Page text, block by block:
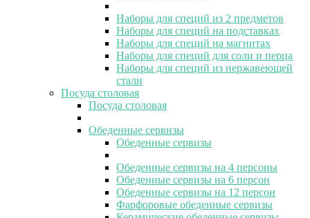
Наборы для специй из 2 предметов
Наборы для специй на подставках
Наборы для специй на магнитах
Наборы для специй для соли и перца
Наборы для специй из нержавеющей
стали
Посуда столовая
Посуда столовая
Обеденные сервизы
Обеденные сервизы
Обеденные сервизы на 4 персоны
Обеденные сервизы на 6 персон
Обеденные сервизы на 12 персон
Фарфоровые обеденные сервизы